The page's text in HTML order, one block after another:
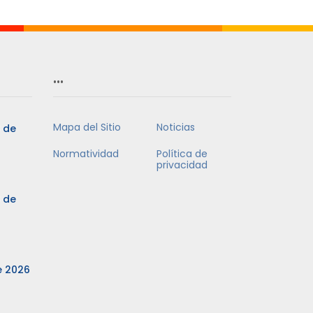
de
de
2026
…
Mapa del Sitio
Noticias
Normatividad
Política de
privacidad